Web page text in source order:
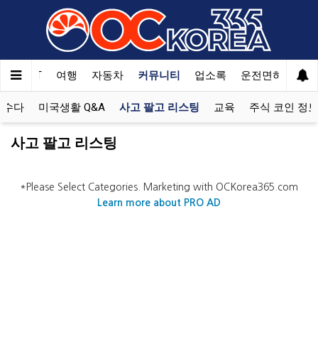
한국SAT 여행 자동차 커뮤니티 업소록 운전면허 문의
수다 미국생활 Q&A 사고 팔고 리스팅 교육 주식 코인 정
사고 팔고 리스팅
*Please Select Categories. Marketing with OCKorea365.com
Learn more about PRO AD